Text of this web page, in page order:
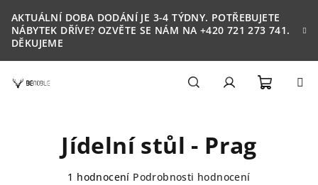
na
obsah
AKTUÁLNÍ DOBA DODÁNÍ JE 3-4 TÝDNY. POTŘEBUJETE
NÁBYTEK DŘÍVE? OZVĚTE SE NÁM NA +420 721 273 741.
DĚKUJEME
Jídelní stůl - Prag
Průměrné
1 hodnocení Podrobnosti hodnocení